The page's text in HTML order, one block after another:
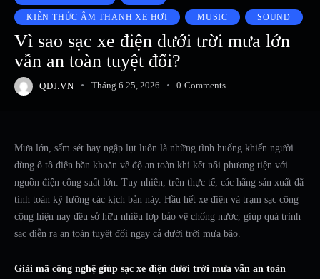
KIẾN THỨC ÂM THANH XE HƠI
MUSIC SOUND
Vì sao sạc xe điện dưới trời mưa lớn
vẫn an toàn tuyệt đối?
QDJ.VN Tháng 6 25, 2026 0 Comments
Mưa lớn, sấm sét hay ngập lụt luôn là những tình huống khiến người
dùng ô tô điện băn khoăn về độ an toàn khi kết nối phương tiện với
nguồn điện công suất lớn. Tuy nhiên, trên thực tế, các hãng sản xuất đã
tính toán kỹ lưỡng các kịch bản này. Hầu hết xe điện và trạm sạc công
cộng hiện nay đều sở hữu nhiều lớp bảo vệ chống nước, giúp quá trình
sạc diễn ra an toàn tuyệt đối ngay cả dưới trời mưa bão.
Giải mã công nghệ giúp sạc xe điện dưới trời mưa vẫn an toàn